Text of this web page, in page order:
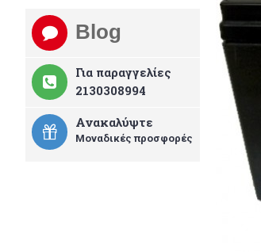
Blog
Για παραγγελίες
2130308994
Ανακαλύψτε
Μοναδικές προσφορές